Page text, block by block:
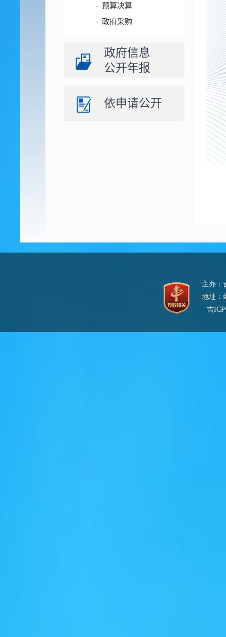
预算决算
政府采购
政府信息
公开年报
依申请公开